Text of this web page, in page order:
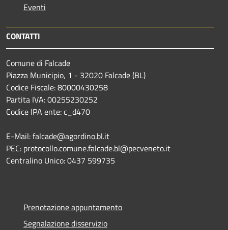
Eventi
CONTATTI
Comune di Falcade
Piazza Municipio, 1 - 32020 Falcade (BL)
Codice Fiscale: 80000430258
Partita IVA: 00255230252
Codice IPA ente: c_d470
E-Mail: falcade@agordino.bl.it
PEC: protocollo.comune.falcade.bl@pecveneto.it
Centralino Unico: 0437 599735
Prenotazione appuntamento
Segnalazione disservizio